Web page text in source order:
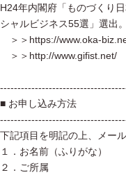
H24年内閣府「ものづくり
シャルビジネス55選」選出。
＞＞https://www.oka-
＞＞http://www.gifist.net/
■ お申し込み方法
下記項目を明記の上、メー
１．お名前（ふりがな）
２．ご所属